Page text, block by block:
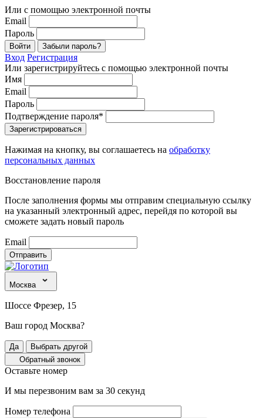
Или с помощью электронной почты
Email
Пароль
Войти Забыли пароль?
Вход Регистрация
Или зарегистрируйтесь с помощью электронной почты
Имя
Email
Пароль
Подтверждение пароля*
Зарегистрироваться
Нажимая на кнопку, вы соглашаетесь на обработку
персональных данных
Восстановление пароля
После заполнения формы мы отправим специальную ссылку
на указанный электронный адрес, перейдя по которой вы
сможете задать новый пароль
Email
Отправить
Москва
Шоссе Фрезер, 15
Ваш город Москва?
Да
Выбрать другой
Обратный звонок
Оставьте номер
И мы перезвоним вам за 30 секунд
Номер телефона